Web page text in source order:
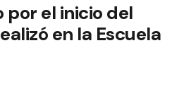
por el inicio del
en la Escuela